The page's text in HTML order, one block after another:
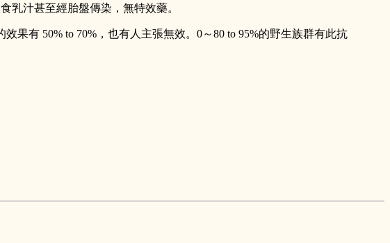
乳汁甚至經胎盤傳染，無特效藥。
果有 50% to 70%，也有人主張無效。0～80 to 95%的野生族群有此抗